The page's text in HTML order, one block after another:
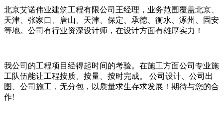
北京艾诺伟业建筑工程有限公司王经理，业务范围覆盖北京、
天津、张家口、唐山、天津、保定、承德、衡水、涿州、固安
等地。公司有行业资深设计师，在设计方面有雄厚实力！
我公司的工程项目经得起时间的考验。在施工方面公司专业施
工队伍能让工程按质、按量、按时完成。 公司设计、公司出
图、公司施工，无分包，以质量求生存求发展！期待与您的合
作!